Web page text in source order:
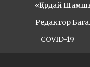
«Қордай
Редактор
COVID-19